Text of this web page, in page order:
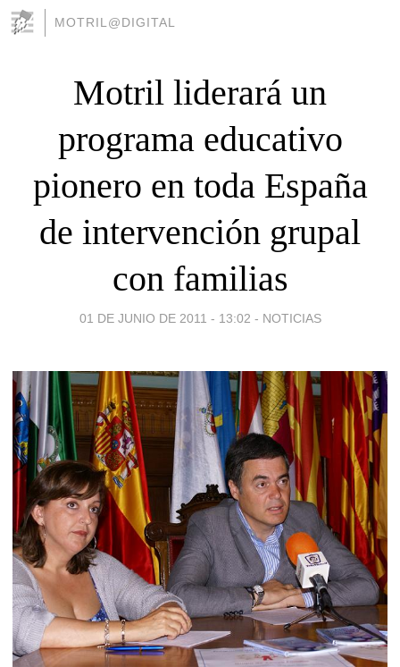
MOTRIL@DIGITAL
Motril liderará un
programa educativo
pionero en toda España
de intervención grupal
con familias
01 DE JUNIO DE 2011 - 13:02 - NOTICIAS